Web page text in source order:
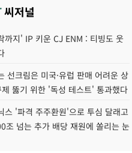
씨저널
까지' IP 키운 CJ ENM : 티빙도 웃
선크림은 미국·유럽 판매 어려운 상
뚫기 위한 '독성 테스트' 통과했다
스 '파격 주주환원'으로 투심 달래고
조 넘는 추가 배당 재원에 쏠리는 눈